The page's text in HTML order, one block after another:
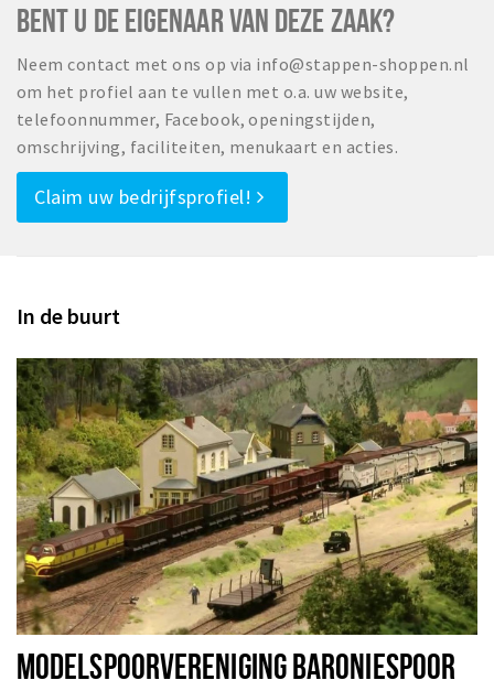
BENT U DE EIGENAAR VAN DEZE ZAAK?
Neem contact met ons op via info@stappen-shoppen.nl
om het profiel aan te vullen met o.a. uw website,
telefoonnummer, Facebook, openingstijden,
omschrijving, faciliteiten, menukaart en acties.
Claim uw bedrijfsprofiel!
In de buurt
MODELSPOORVERENIGING BARONIESPOOR